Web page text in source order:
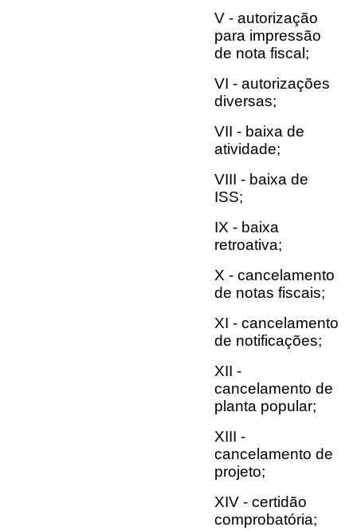
V - autorização
para impressão
de nota fiscal;
VI - autorizações
diversas;
VII - baixa de
atividade;
VIII - baixa de
ISS;
IX - baixa
retroativa;
X - cancelamento
de notas fiscais;
XI - cancelamento
de notificações;
XII -
cancelamento de
planta popular;
XIII -
cancelamento de
projeto;
XIV - certidão
comprobatória;